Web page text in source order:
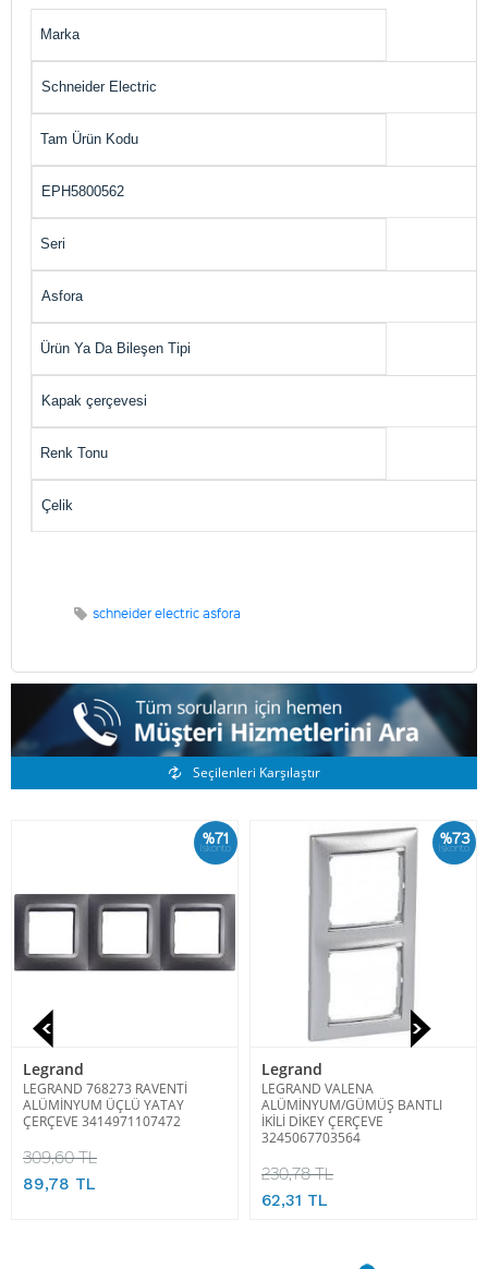
Marka
Schneider Electric
Tam Ürün Kodu
EPH5800562
Seri
Asfora
Ürün Ya Da Bileşen Tipi
Kapak çerçevesi
Renk Tonu
Çelik
schneider electric asfora
Benzer Ürünler
Seçilenleri Karşılaştır
%71
İskonto
Legrand
LEGRAND 768273 RAVENTİ
ALÜMİNYUM ÜÇLÜ YATAY
ÇERÇEVE 3414971107472
309,60 TL
89,78 TL
%73
İskonto
Legrand
LEGRAND VALENA
ALÜMİNYUM/GÜMÜŞ BANTLI
İKİLİ DİKEY ÇERÇEVE
3245067703564
230,78 TL
62,31 TL